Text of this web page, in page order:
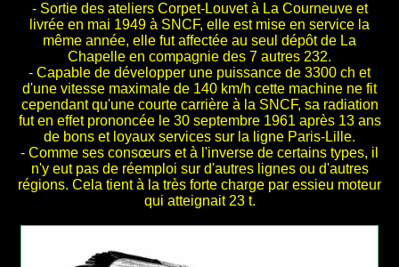
- Sortie des ateliers Corpet-Louvet à La Courneuve et
livrée en mai 1949 à SNCF, elle est mise en service la
même année, elle fut affectée au seul dépôt de La
Chapelle en compagnie des 7 autres 232.
- Capable de développer une puissance de 3300 ch et
d'une vitesse maximale de 140 km/h cette machine ne fit
cependant qu'une courte carrière à la SNCF, sa radiation
fut en effet prononcée le 30 septembre 1961 après 13 ans
de bons et loyaux services sur la ligne Paris-Lille.
- Comme ses consœurs et à l'inverse de certains types, il
n'y eut pas de réemploi sur d'autres lignes ou d'autres
régions. Cela tient à la très forte charge par essieu moteur
qui atteignait 23 t.